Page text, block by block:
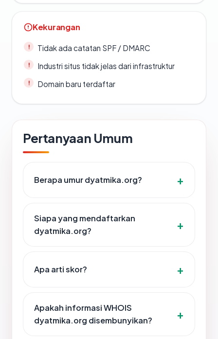
Kekurangan
Tidak ada catatan SPF / DMARC
Industri situs tidak jelas dari infrastruktur
Domain baru terdaftar
Pertanyaan Umum
Berapa umur dyatmika.org?
Siapa yang mendaftarkan
dyatmika.org?
Apa arti skor?
Apakah informasi WHOIS
dyatmika.org disembunyikan?